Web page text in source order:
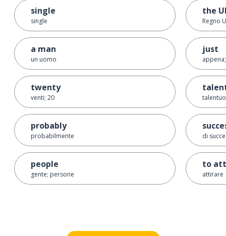
single
single
a man
un uomo
twenty
venti; 20
probably
probabilmente
people
gente; persone
the
Regno
just
di
to
attirare